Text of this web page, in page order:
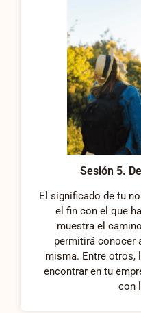
Sesión 5.
El significado de tu
el fin con el que
muestra el
permitirá conocer
misma. Entre otros,
encontrar en tu
con